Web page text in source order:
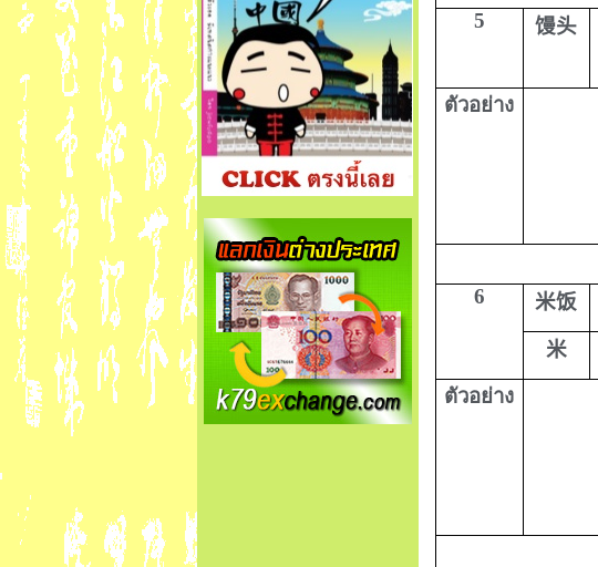
5 馒头
ตัวอย่าง
6 米饭
米
ตัวอย่าง